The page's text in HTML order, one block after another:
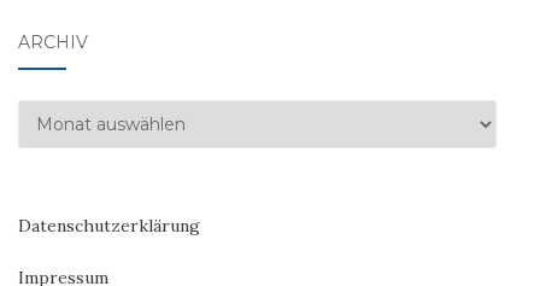
ARCHIV
Archiv
Datenschutzerklärung
Impressum